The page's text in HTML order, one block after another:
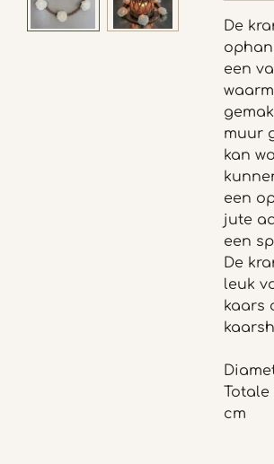
De
een
muur
kan
een
jute
een
De
leuk
kaars
Totale
cm